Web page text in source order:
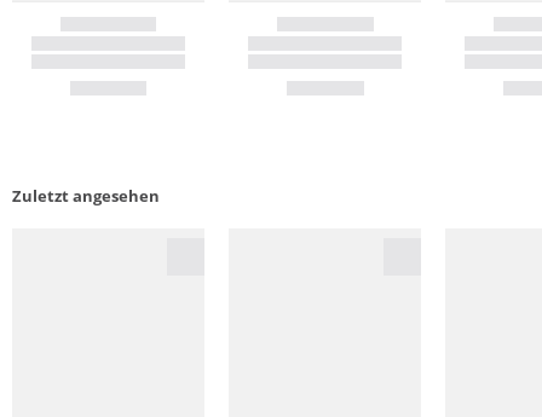
Zuletzt angesehen